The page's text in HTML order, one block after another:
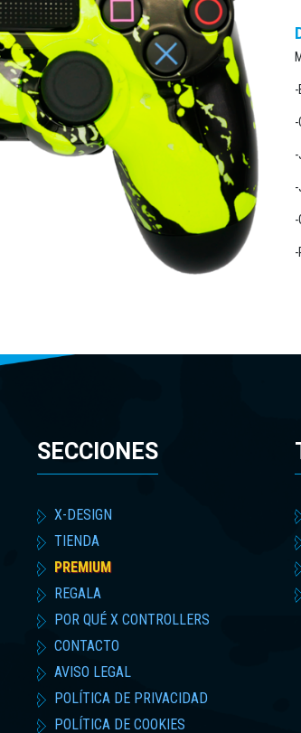
SECCIONES
X-DESIGN
TIENDA
PREMIUM
REGALA
POR QUÉ X CONTROLLERS
CONTACTO
AVISO LEGAL
POLÍTICA DE PRIVACIDAD
POLÍTICA DE COOKIES